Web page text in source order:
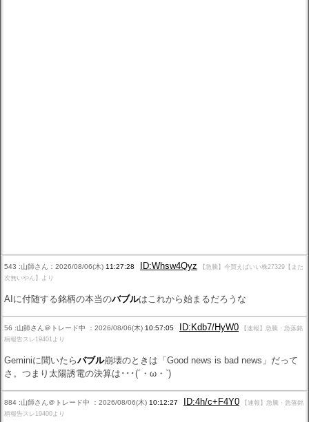
543 :山師さん：2026/08/06(木) 11:27:28 ID:Whsw4Qyz
【急騰】今買えばいい株27329【また
次無いやん】より
AIに付随する銘柄の本当のバブルはこれから始まるだろうな
56 :山師さん＠トレード中 ：2026/08/06(木) 10:57:05 ID:Kdb7/HyW0
【速報】急騰・急落銘
柄報告スレ19401より
Geminiに聞いたらバブル崩壊のときは「Good news is bad news」だって
さ。つまり太陽誘電の決算は･･･(´・ω・`)
884 :山師さん＠トレード中 ：2026/08/06(木) 10:12:27 ID:4h/c+F4Y0
【速報】急騰・急落銘
柄報告スレ19400より